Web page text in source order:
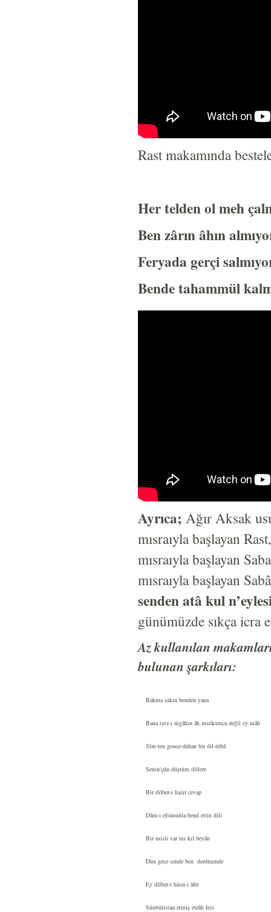
Rast makamında
Her telden ol meh
Ben zârın âhın
Feryada gerçi
Bende tahammül
Ayrıca; Ağır Aksak
mısraıyla başlayan
mısraıyla başlayan
mısraıyla başlayan
senden atâ kul
günümüzde sıkça icra
Az kullanılan
bulunan şarkıları:
Bakma sakın benden yana
Bana tavr-ı nigâhın âh mizâcımca değil ey mâh
Sîm-ten gonce-dehan bir dil-rübâ
Senin'çün düştüm dillere
Bir dilber-i hazır cevap
Dâm-ı efsûnunla bend ettin dili
Bir misli var mı kıl beyân
Dün gece sende ben derdmende
Ey dilber-i hüsn-i âfet
Sünbülistan etmiş etrâfı fesi